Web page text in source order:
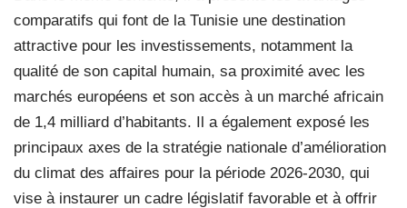
comparatifs qui font de la Tunisie une destination
attractive pour les investissements, notamment la
qualité de son capital humain, sa proximité avec les
marchés européens et son accès à un marché africain
de 1,4 milliard d’habitants. Il a également exposé les
principaux axes de la stratégie nationale d’amélioration
du climat des affaires pour la période 2026-2030, qui
vise à instaurer un cadre législatif favorable et à offrir